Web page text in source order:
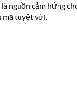
nguồn cảm hứng
mã tuyệt vời.